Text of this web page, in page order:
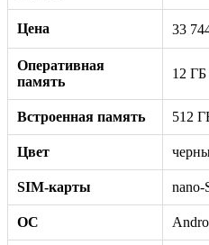
Цена 33
Оперативная
память
12 ГБ
Встроенная память 512
Цвет
SIM-карты nano-
ОС